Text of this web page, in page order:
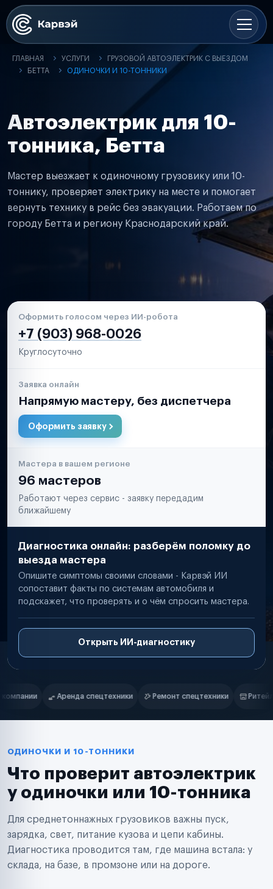
ГЛАВНАЯ УСЛУГИ
ГРУЗОВОЙ АВТОЭЛЕКТРИК С ВЫЕЗДОМ
БЕТТА
ОДИНОЧКИ И 10-ТОННИКИ
Автоэлектрик для 10-
тонника, Бетта
Мастер выезжает к одиночному грузовику или 10-
тоннику, проверяет электрику на месте и помогает
вернуть технику в рейс без эвакуации. Работаем по
городу Бетта и региону Краснодарский край.
Оформить голосом через ИИ-робота
+7 (903) 968-0026
Круглосуточно
Заявка онлайн
Напрямую мастеру, без диспетчера
Оформить заявку
Мастера в вашем регионе
96 мастеров
Работают через сервис - заявку передадим
ближайшему
Диагностика онлайн: разберём поломку до
выезда мастера
Опишите симптомы своими словами - Карвэй ИИ
сопоставит факты по системам автомобиля и
подскажет, что проверять и о чём спросить мастера.
Открыть ИИ-диагностику
Нам доверяют
Ремонт спецтехники Ритейл-сети Управляющие
Маркетплейсы
Таксопарки
Автодилеры
Поставщики запчастей
Аренда спецтехники
Ремонт спецтехники
Ритейл-сети
Управляющие компании
Страховые компании
ОДИНОЧКИ И 10-ТОННИКИ
Что проверит автоэлектрик
у одиночки или 10-тонника
Для среднетоннажных грузовиков важны пуск,
зарядка, свет, питание кузова и цепи кабины.
Диагностика проводится там, где машина встала: у
склада, на базе, в промзоне или на дороге.